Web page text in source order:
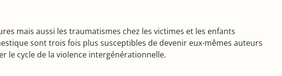
mais aussi les traumatismes chez les victimes et les enfants
sont trois fois plus susceptibles de devenir eux-mêmes auteurs
le cycle de la violence intergénérationnelle.